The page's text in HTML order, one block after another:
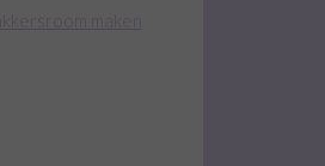
maken